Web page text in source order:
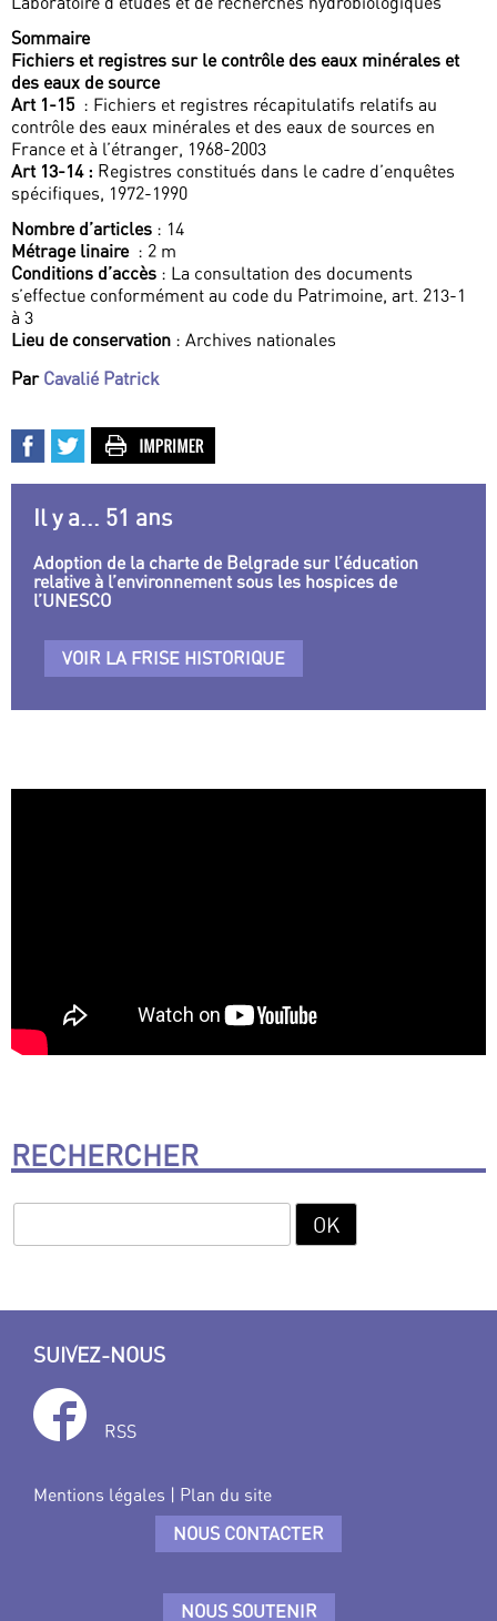
Sommaire
Fichiers et registres sur le contrôle des eaux minérales et
des eaux de source
Art 1-15 : Fichiers et registres récapitulatifs relatifs au
contrôle des eaux minérales et des eaux de sources en
France et à l’étranger, 1968-2003
Art 13-14 : Registres constitués dans le cadre d’enquêtes
spécifiques, 1972-1990
Nombre d’articles : 14
Métrage linaire : 2 m
Conditions d’accès : La consultation des documents
s’effectue conformément au code du Patrimoine, art. 213-1
à 3
Lieu de conservation : Archives nationales
Par Cavalié Patrick
Il y a... 51 ans
Adoption de la charte de Belgrade sur l’éducation
relative à l’environnement sous les hospices de
l’UNESCO
VOIR LA FRISE HISTORIQUE
RECHERCHER
SUIVEZ-NOUS
RSS
Mentions légales | Plan du site
NOUS CONTACTER
NOUS SOUTENIR